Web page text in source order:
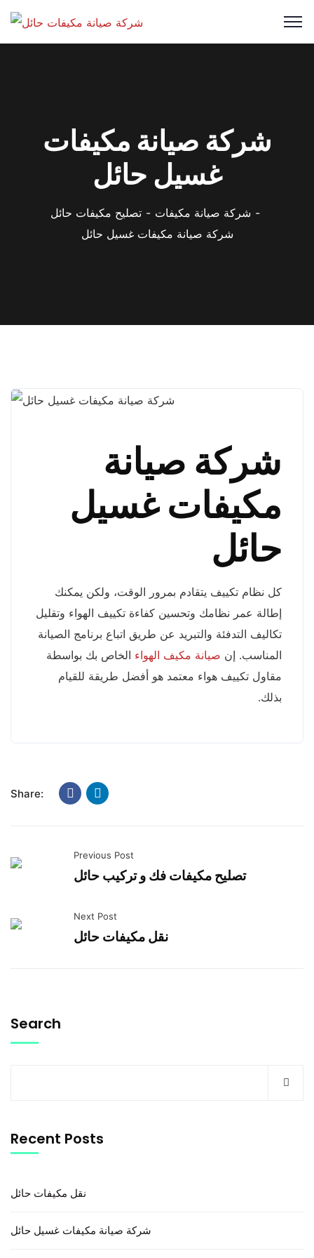
شركة صيانة مكيفات
غسيل حائل
تصليح مكيفات حائل
شركة صيانة مكيفات
شركة صيانة مكيفات غسيل حائل
شركة صيانة
مكيفات غسيل
حائل
كل نظام تكييف يتقادم بمرور الوقت، ولكن يمكنك
إطالة عمر نظامك وتحسين كفاءة تكييف الهواء وتقليل
تكاليف التدفئة والتبريد عن طريق اتباع برنامج الصيانة
المناسب. إن صيانة مكيف الهواء الخاص بك بواسطة
مقاول تكييف هواء معتمد هو أفضل طريقة للقيام
بذلك.
Share:
Previous Post
تصليح مكيفات فك و تركيب حائل
Next Post
نقل مكيفات حائل
Search
Recent Posts
نقل مكيفات حائل
شركة صيانة مكيفات غسيل حائل